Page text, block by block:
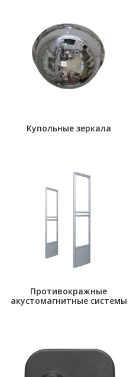
Купольные зеркала
Противокражные
акустомагнитные системы